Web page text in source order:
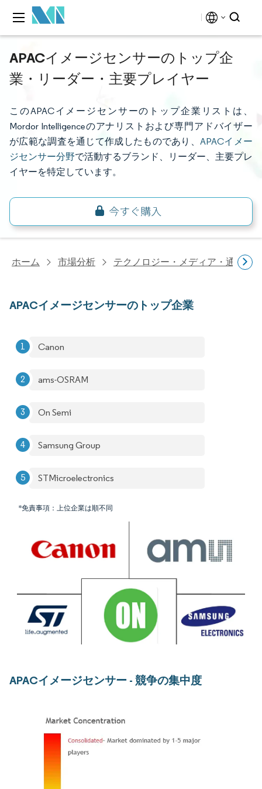
APACイメージセンサーのトップ企
業・リーダー・主要プレイヤー
このAPACイメージセンサーのトップ企業リストは、
Mordor Intelligenceのアナリストおよび専門アドバイザー
が広範な調査を通じて作成したものであり、APACイメー
ジセンサー分野で活動するブランド、リーダー、主要プレ
イヤーを特定しています。
ホーム 市場分析 テクノロジー・メディア・通信研
APACイメージセンサーのトップ企業
Canon
ams-OSRAM
On Semi
Samsung Group
STMicroelectronics
*免責事項：上位企業は順不同
APACイメージセンサー - 競争の集中度